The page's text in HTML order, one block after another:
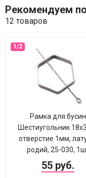
Рекомендуем
12 товаров
Рамка для бусин
Шестиугольник
отверстие 1мм,
родий, 25-030,
55 руб.